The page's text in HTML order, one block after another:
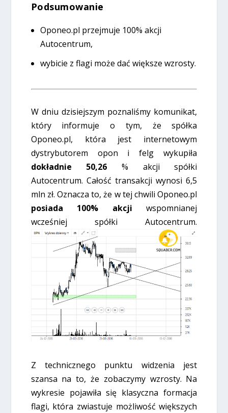
Podsumowanie
Oponeo.pl przejmuje 100% akcji
Autocentrum,
wybicie z flagi może dać większe wzrosty.
W dniu dzisiejszym poznaliśmy komunikat,
który informuje o tym, że spółka
Oponeo.pl, która jest internetowym
dystrybutorem opon i felg wykupiła
dokładnie 50,26 % akcji spółki
Autocentrum. Całość transakcji wynosi 6,5
mln zł. Oznacza to, że w tej chwili Oponeo.pl
posiada 100% akcji wspomnianej
wcześniej spółki Autocentrum.
Z technicznego punktu widzenia jest
szansa na to, że zobaczymy wzrosty. Na
wykresie pojawiła się klasyczna formacja
flagi, która zwiastuje możliwość większych